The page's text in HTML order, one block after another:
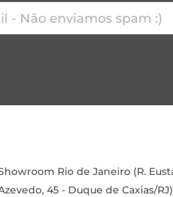
Rio de Janeiro (R.
45 - Duque de Caxias/RJ)